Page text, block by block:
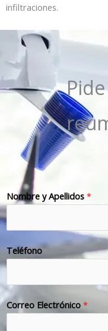
infiltraciones.
Nombre y Apellidos *
Teléfono
Correo Electrónico *